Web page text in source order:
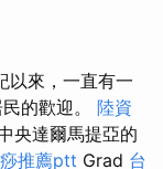
以來，一直有一
的歡迎。 陸資
央達爾馬提亞的
推薦ptt Grad 台